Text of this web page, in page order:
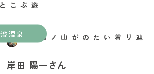
渋温泉
岸田 陽一さん